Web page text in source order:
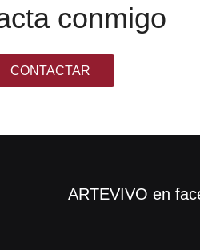
conmigo
CONTACTAR
ARTEVIVO en